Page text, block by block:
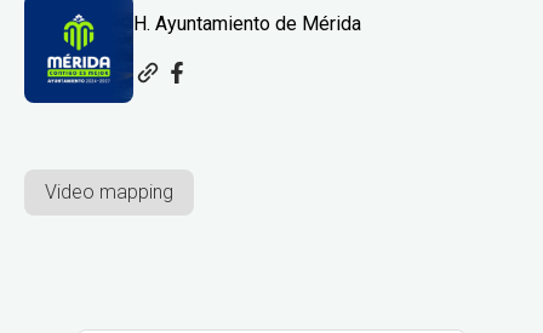
H. Ayuntamiento de Mérida
Video mapping